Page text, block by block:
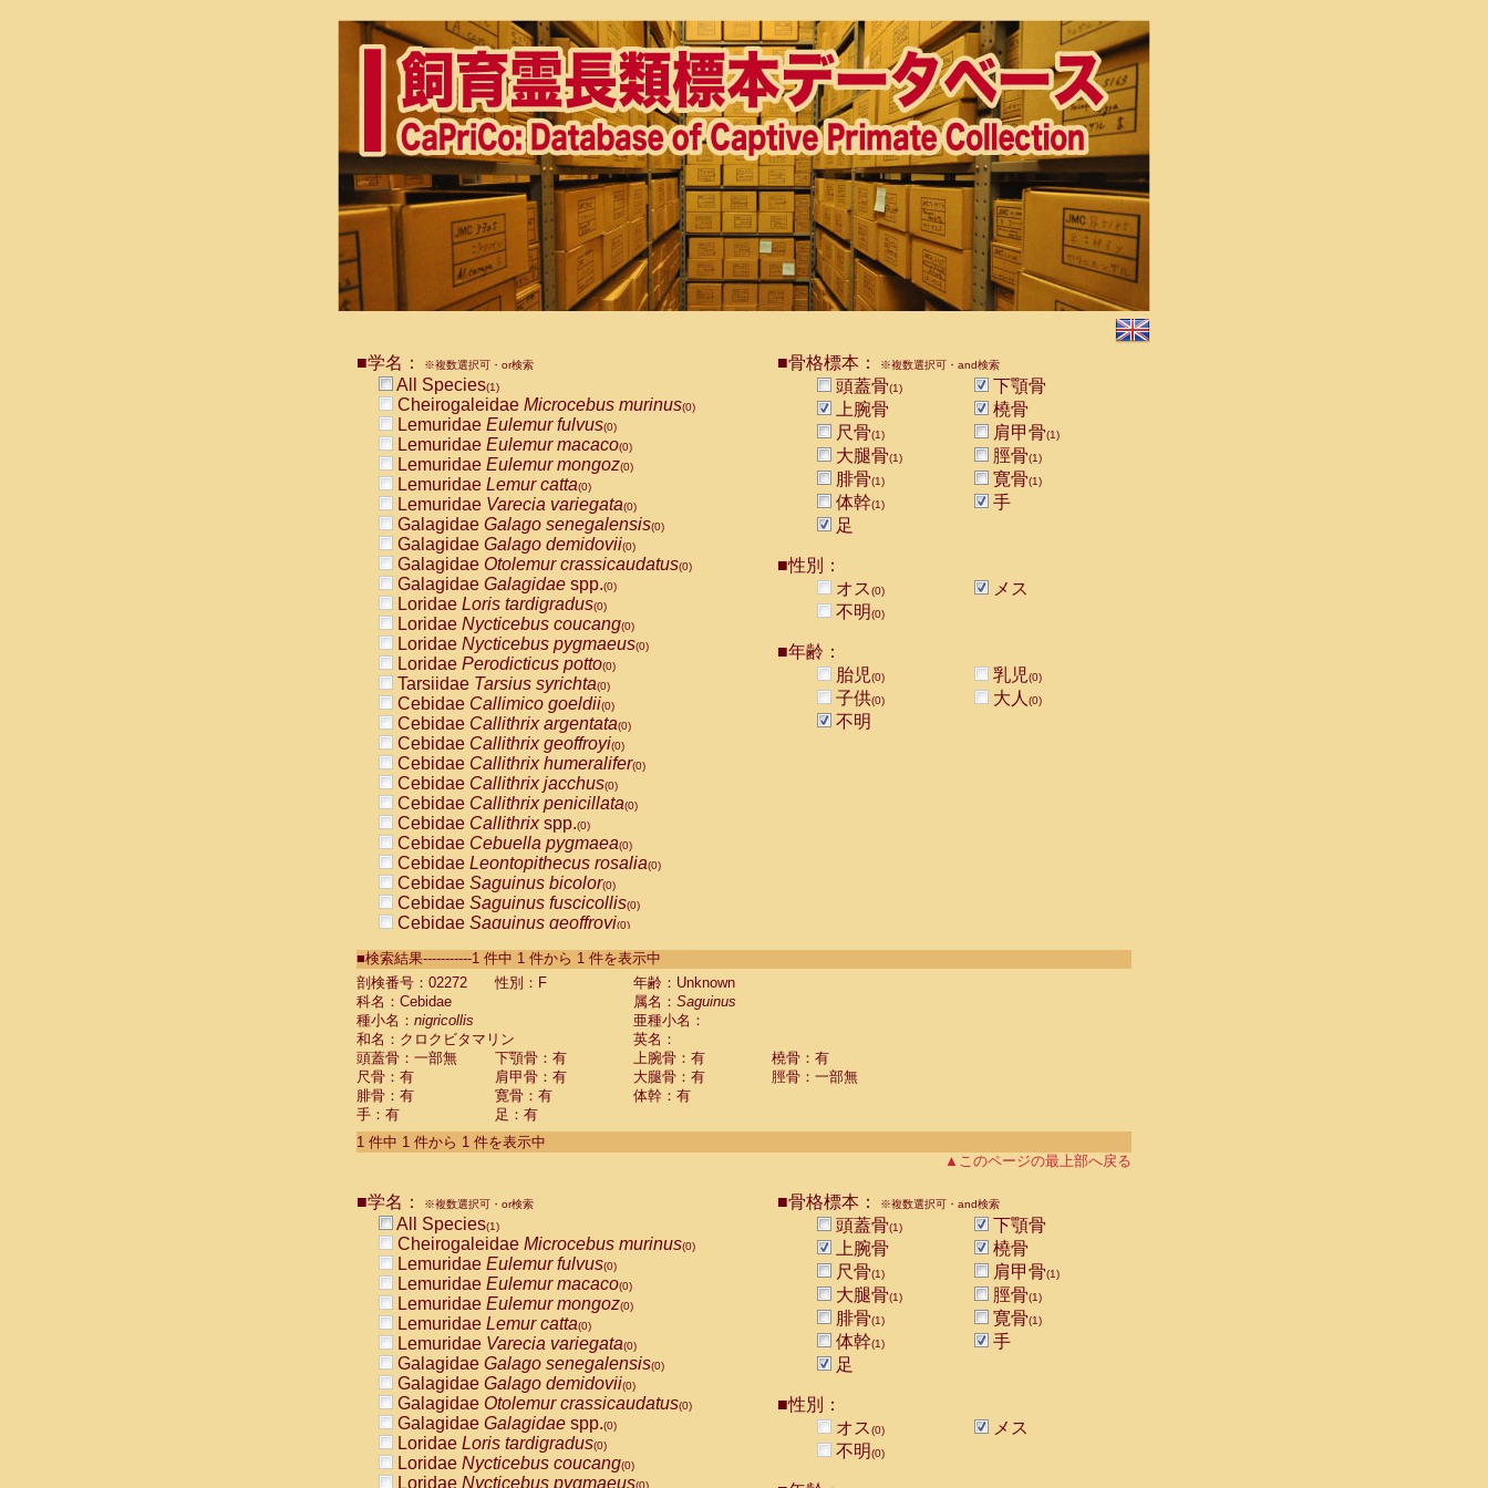
■学名： ※複数選択可・or検索
All Species(1)
Cheirogaleidae Microcebus murinus(0)
Lemuridae Eulemur fulvus(0)
Lemuridae Eulemur macaco(0)
Lemuridae Eulemur mongoz(0)
Lemuridae Lemur catta(0)
Lemuridae Varecia variegata(0)
Galagidae Galago senegalensis(0)
Galagidae Galago demidovii(0)
Galagidae Otolemur crassicaudatus(0)
Galagidae Galagidae spp.(0)
Loridae Loris tardigradus(0)
Loridae Nycticebus coucang(0)
Loridae Nycticebus pygmaeus(0)
Loridae Perodicticus potto(0)
Tarsiidae Tarsius syrichta(0)
Cebidae Callimico goeldii(0)
Cebidae Callithrix argentata(0)
Cebidae Callithrix geoffroyi(0)
Cebidae Callithrix humeralifer(0)
Cebidae Callithrix jacchus(0)
Cebidae Callithrix penicillata(0)
Cebidae Callithrixspp.(0)
Cebidae Cebuella pygmaea(0)
Cebidae Leontopithecus rosalia(0)
Cebidae Saguinus bicolor(0)
Cebidae Saguinus fuscicollis(0)
Cebidae Saguinus geoffroyi(0)
CebidaeSaguinus labiatus(0)
Cebidae Saguinus leucopus (0)
Cebidae
CebidaeSaguinus mystax
CebidaeSaguinus nigricollis (1)
Cebidae Saguinus oedipus
Cebidae Saguinus weddelli
Cebidae Saguinusspp.
Cebidae Aotus trivirgatus
Cebidae Cebus albifrons
CebidaeCebus nigrivittatus
CebidaeCebus
CebidaeSaimiri boliviensis(0)
CebidaeSaimiri sciureus(0)
AtelidaeAlouatta caraya(0)
AtelidaeAlouatta fusca(0)
AtelidaeAlouatta seniculus
AtelidaeAlouattaspp.(0)
AtelidaeAteles belzebuth(0)
AtelidaeAteles geoffroyi(0)
AtelidaeAteles paniscus(0)
AtelidaeAtelesspp.(0)
Atelidae Lagothrix lagothricha
AtelidaeLagothrix lagothricha cana
PitheciidaeCacajao calvus rubicundus
■骨格標本： ※複数選択可・and検索
頭蓋骨(1)
下顎骨
上腕骨
橈骨
尺骨(1) 肩甲骨(1)
大腿骨(1) 脛骨(1)
腓骨(1) 寛骨(1)
体幹(1)
手
足
■性別：
オス(0)
メス
不明(0)
■年齢：
胎児(0) 乳児(0)
子供(0) 大人 (0)
不明
■検索結果-----------1 件中 1 件から 1 件を表示中
剖検番号：02272
性別：F
年齢：Unknown
科名：Cebidae
属名： Saguinus
種小名： nigricollis
亜種小名：
和名：クロクビタマリン
英名：
頭蓋骨：一部無
下顎骨：有 上腕骨：有
橈骨：有
尺骨：有
肩甲骨：有 大腿骨：有
脛骨：一部無
腓骨：有
寛骨：有
体幹：有
手：有
足：有
1 件中 1 件から 1 件を表示中
▲このページの最上部へ戻る
■学名： ※複数選択可・or検索
All Species(1)
Cheirogaleidae Microcebus murinus(0)
Lemuridae Eulemur fulvus(0)
Lemuridae Eulemur macaco(0)
Lemuridae Eulemur mongoz(0)
Lemuridae Lemur catta(0)
Lemuridae Varecia variegata(0)
Galagidae Galago senegalensis(0)
Galagidae Galago demidovii(0)
Galagidae Otolemur crassicaudatus(0)
Galagidae Galagidae spp.(0)
Loridae Loris tardigradus(0)
Loridae Nycticebus coucang(0)
Loridae Nycticebus pygmaeus(0)
■骨格標本： ※複数選択可・and検索
頭蓋骨(1)
下顎骨
上腕骨
橈骨
尺骨(1) 肩甲骨(1)
大腿骨(1) 脛骨(1)
腓骨(1) 寛骨(1)
体幹(1)
手
足
■性別：
オス(0)
メス
不明(0)